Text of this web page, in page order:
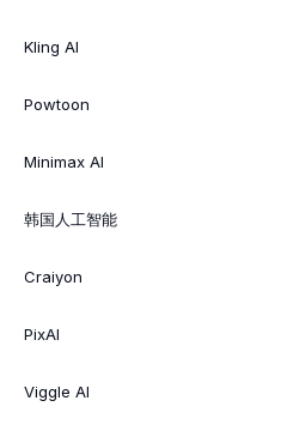
Kling AI
Powtoon
Minimax AI
韩国人工智能
Craiyon
PixAI
Viggle AI